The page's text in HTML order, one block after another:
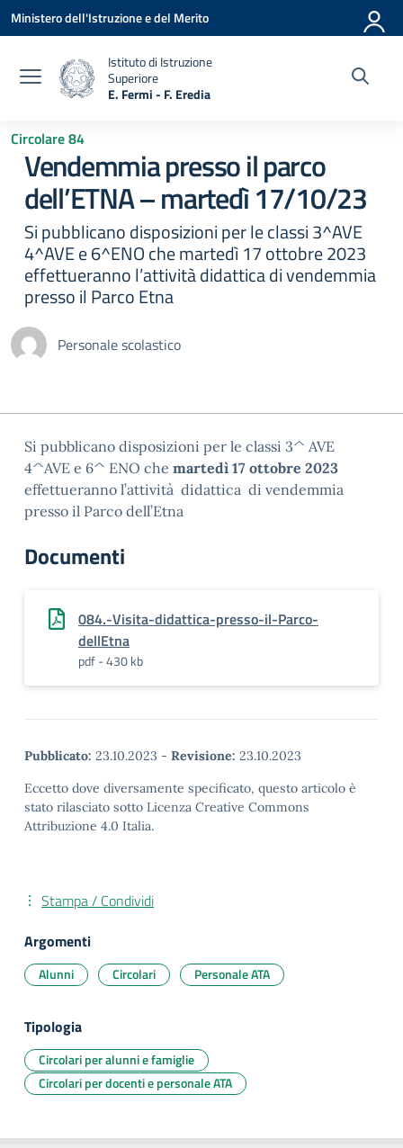
Vai ai contenuti
Vai al menu di navigazione
Vai al footer
Ministero dell'Istruzione e del Merito
Istituto di Istruzione
Superiore
E. Fermi - F. Eredia
Circolare 84
Vendemmia presso il parco
dell’ETNA – martedì 17/10/23
Si pubblicano disposizioni per le classi 3^AVE
4^AVE e 6^ENO che martedì 17 ottobre 2023
effettueranno l’attività didattica di vendemmia
presso il Parco Etna
Personale scolastico
Si pubblicano disposizioni per le classi 3^ AVE
4^AVE e 6^ ENO che martedì 17 ottobre 2023
effettueranno l’attività didattica di vendemmia
presso il Parco dell’Etna
Documenti
084.-Visita-didattica-presso-il-Parco-
dellEtna
pdf - 430 kb
Pubblicato: 23.10.2023 - Revisione: 23.10.2023
Eccetto dove diversamente specificato, questo articolo è
stato rilasciato sotto Licenza Creative Commons
Attribuzione 4.0 Italia.
Stampa / Condividi
Argomenti
Alunni Circolari Personale ATA
Tipologia
Circolari per alunni e famiglie
Circolari per docenti e personale ATA